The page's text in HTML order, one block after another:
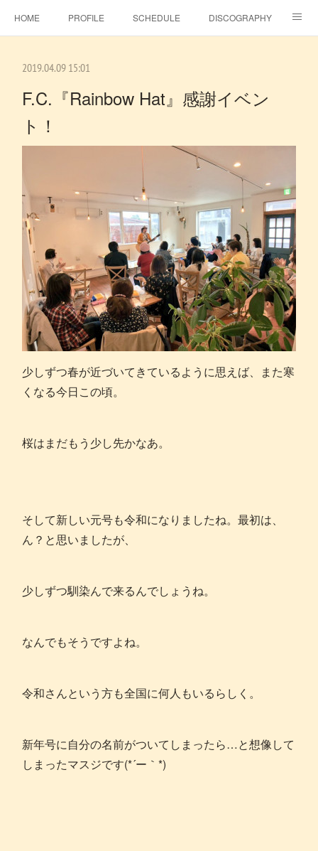
HOME PROFILE SCHEDULE DISCOGRAPHY
SE-NO
2019.04.09 15:01
F.C.『Rainbow Hat』感謝イベン
ト！
少しずつ春が近づいてきているように思えば、また寒
くなる今日この頃。
桜はまだもう少し先かなあ。
そして新しい元号も令和になりましたね。最初は、
ん？と思いましたが、
少しずつ馴染んで来るんでしょうね。
なんでもそうですよね。
令和さんという方も全国に何人もいるらしく。
新年号に自分の名前がついてしまったら…と想像して
しまったマスジです(*´ー｀*)